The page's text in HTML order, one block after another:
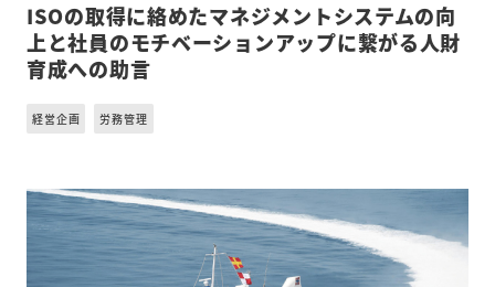
ISOの取得に絡めたマネジメントシステムの向
上と社員のモチベーションアップに繋がる人財
育成への助言
経営企画 労務管理